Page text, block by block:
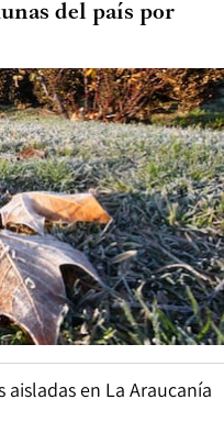
del país por
en La Araucanía